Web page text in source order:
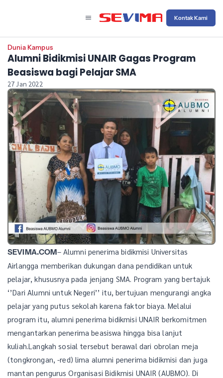
Kontak Kami
Dunia Kampus
Alumni Bidikmisi UNAIR Gagas Program
Beasiswa bagi Pelajar SMA
27 Jan 2022
SEVIMA.COM– Alumni penerima bidikmisi Universitas
Airlangga memberikan dukungan dana pendidikan untuk
pelajar, khususnya pada jenjang SMA. Program yang bertajuk
‘’Dari Alumni untuk Negeri’’ itu, bertujuan mengurangi angka
pelajar yang putus sekolah karena faktor biaya. Melalui
program itu, alumni penerima bidikmisi UNAIR berkomitmen
mengantarkan penerima beasiswa hingga bisa lanjut
kuliah.Langkah sosial tersebut berawal dari obrolan meja
(tongkrongan, -red) lima alumni penerima bidikmisi dan juga
mantan pengurus Organisasi Bidikmisi UNAIR (AUBMO). Di